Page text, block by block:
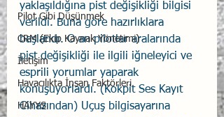
Pilot Gibi Düşünmek
CRM (Ekip Kaynak Yönetimi)
İletişim
Havacılıkta İnsan Faktörleri
HAYYS
yaklaşıldığına pist değişikliği bilgisi
verildi. Buna göre hazırlıklara
başlandı. O an pilotlar aralarında
pist değişikliği ile ilgili iğneleyici ve
esprili yorumlar yaparak
konuşuyorlardı. (Kokpit Ses Kayıt
Cihazından) Uçuş bilgisayarına